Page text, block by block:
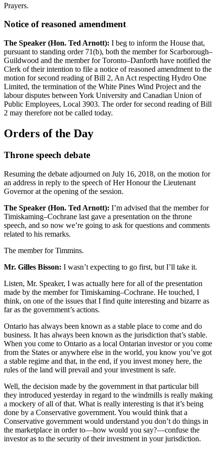
Prayers.
Notice of reasoned amendment
The Speaker (Hon. Ted Arnott): I beg to inform the House that,
pursuant to standing order 71(b), both the member for Scarborough–
Guildwood and the member for Toronto–Danforth have notified the
Clerk of their intention to file a notice of reasoned amendment to the
motion for second reading of Bill 2, An Act respecting Hydro One
Limited, the termination of the White Pines Wind Project and the
labour disputes between York University and Canadian Union of
Public Employees, Local 3903. The order for second reading of Bill
2 may therefore not be called today.
Orders of the Day
Throne speech debate
Resuming the debate adjourned on July 16, 2018, on the motion for
an address in reply to the speech of Her Honour the Lieutenant
Governor at the opening of the session.
The Speaker (Hon. Ted Arnott): I’m advised that the member for
Timiskaming–Cochrane last gave a presentation on the throne
speech, and so now we’re going to ask for questions and comments
related to his remarks.
The member for Timmins.
Mr. Gilles Bisson: I wasn’t expecting to go first, but I’ll take it.
Listen, Mr. Speaker, I was actually here for all of the presentation
made by the member for Timiskaming–Cochrane. He touched, I
think, on one of the issues that I find quite interesting and bizarre as
far as the government’s actions.
Ontario has always been known as a stable place to come and do
business. It has always been known as the jurisdiction that’s stable.
When you come to Ontario as a local Ontarian investor or you come
from the States or anywhere else in the world, you know you’ve got
a stable regime and that, in the end, if you invest money here, the
rules of the land will prevail and your investment is safe.
Well, the decision made by the government in that particular bill
they introduced yesterday in regard to the windmills is really making
a mockery of all of that. What is really interesting is that it’s being
done by a Conservative government. You would think that a
Conservative government would understand you don’t do things in
the marketplace in order to—how would you say?—confuse the
investor as to the security of their investment in your jurisdiction.